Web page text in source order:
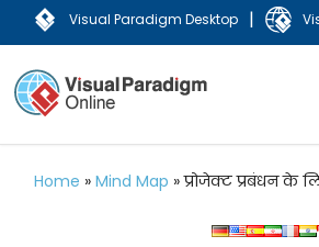
Visual Paradigm Desktop |
Home »Mind Map »प्रोजेक्ट प्रबंधन के